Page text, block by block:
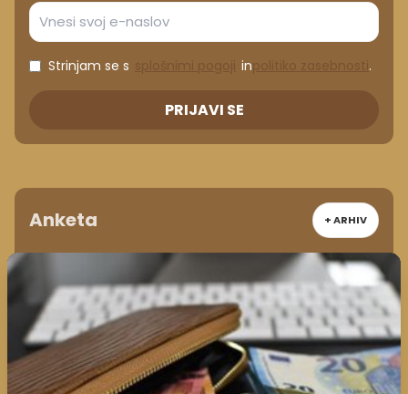
Strinjam se s in .
PRIJAVI SE
Anketa + ARHIV